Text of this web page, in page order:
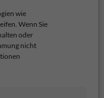
wie
Wenn Sie
oder
nicht